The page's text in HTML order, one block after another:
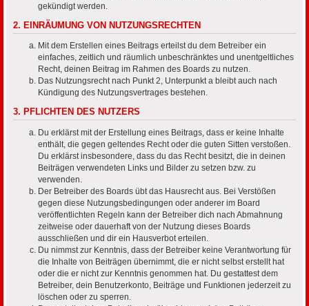
gekündigt werden.
2. EINRÄUMUNG VON NUTZUNGSRECHTEN
Mit dem Erstellen eines Beitrags erteilst du dem Betreiber ein
einfaches, zeitlich und räumlich unbeschränktes und unentgeltliches
Recht, deinen Beitrag im Rahmen des Boards zu nutzen.
Das Nutzungsrecht nach Punkt 2, Unterpunkt a bleibt auch nach
Kündigung des Nutzungsvertrages bestehen.
3. PFLICHTEN DES NUTZERS
Du erklärst mit der Erstellung eines Beitrags, dass er keine Inhalte
enthält, die gegen geltendes Recht oder die guten Sitten verstoßen.
Du erklärst insbesondere, dass du das Recht besitzt, die in deinen
Beiträgen verwendeten Links und Bilder zu setzen bzw. zu
verwenden.
Der Betreiber des Boards übt das Hausrecht aus. Bei Verstößen
gegen diese Nutzungsbedingungen oder anderer im Board
veröffentlichten Regeln kann der Betreiber dich nach Abmahnung
zeitweise oder dauerhaft von der Nutzung dieses Boards
ausschließen und dir ein Hausverbot erteilen.
Du nimmst zur Kenntnis, dass der Betreiber keine Verantwortung für
die Inhalte von Beiträgen übernimmt, die er nicht selbst erstellt hat
oder die er nicht zur Kenntnis genommen hat. Du gestattest dem
Betreiber, dein Benutzerkonto, Beiträge und Funktionen jederzeit zu
löschen oder zu sperren.